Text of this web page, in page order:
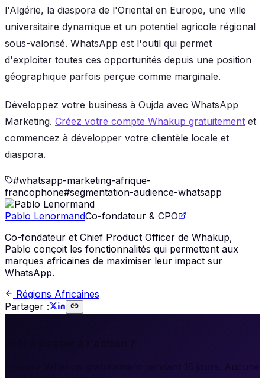
l'Algérie, la diaspora de l'Oriental en Europe, une ville
universitaire dynamique et un potentiel agricole régional
sous-valorisé. WhatsApp est l'outil qui permet
d'exploiter toutes ces opportunités depuis une position
géographique parfois perçue comme marginale.
Développez votre business à Oujda avec WhatsApp
Marketing. Créez votre compte Whakup gratuitement et
commencez à développer votre clientèle locale et
diaspora.
#whatsapp-marketing-afrique-
francophone#segmentation-audience-whatsapp
Pablo LenormandCo-fondateur & CPO
Co-fondateur et Chief Product Officer de Whakup,
Pablo conçoit les fonctionnalités qui permettent aux
marques africaines de maximiser leur impact sur
WhatsApp.
Régions Africaines
Partager :
Essayez Whakup gratuitement pendant 15 jours. Aucune